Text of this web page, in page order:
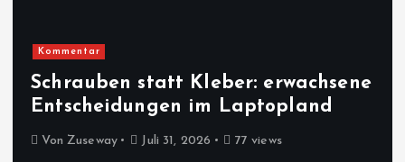
Kommentar
Schrauben statt Kleber: erwachsene
Entscheidungen im Laptopland
Von Zuseway Juli 31, 2026 77 views